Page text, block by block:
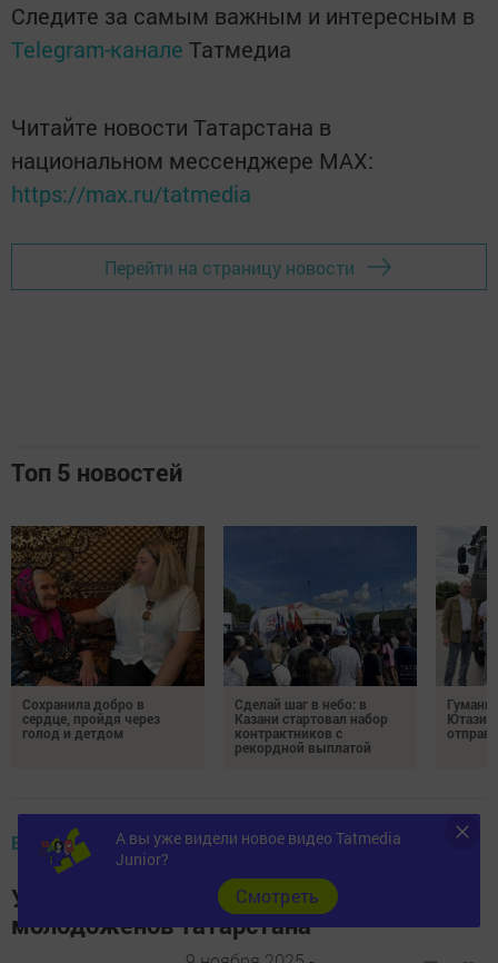
Следите за самым важным и интересным в
Telegram-канале Татмедиа
Читайте новости Татарстана в
национальном мессенджере MАХ:
https://max.ru/tatmedia
Перейти на страницу новости
Топ 5 новостей
Сохранила добро в
сердце, пройдя через
голод и детдом
Сделай шаг в небо: в
Казани стартовал набор
контрактников с
рекордной выплатой
В РЕСПУБЛИКЕ
Уникальная программа грантов для
молодоженов Татарстана
А вы уже видели новое видео Tatmedia
Junior?
Cмотреть